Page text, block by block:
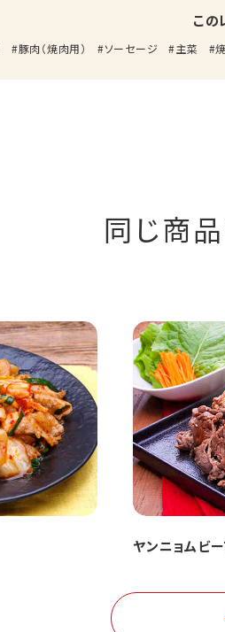
この
豚肉（焼肉用） ソーセージ 主菜
同じ商
ヤンニョムビ